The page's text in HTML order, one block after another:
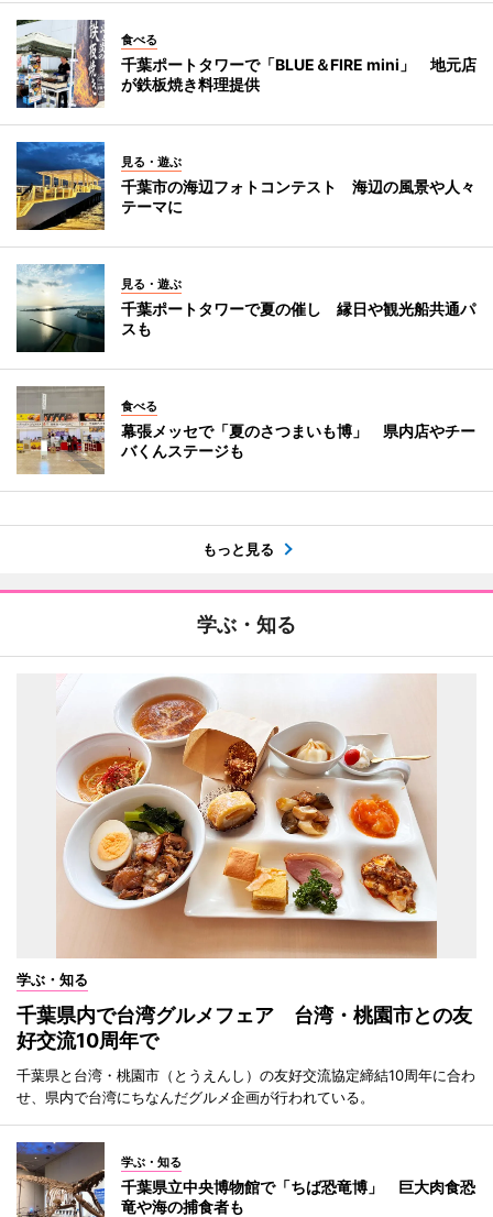
食べる
千葉ポートタワーで「BLUE＆FIRE mini」 地元店
が鉄板焼き料理提供
見る・遊ぶ
千葉市の海辺フォトコンテスト 海辺の風景や人々
テーマに
見る・遊ぶ
千葉ポートタワーで夏の催し 縁日や観光船共通パ
スも
食べる
幕張メッセで「夏のさつまいも博」 県内店やチー
バくんステージも
もっと見る
学ぶ・知る
学ぶ・知る
千葉県内で台湾グルメフェア 台湾・桃園市との友
好交流10周年で
千葉県と台湾・桃園市（とうえんし）の友好交流協定締結10周年に合わ
せ、県内で台湾にちなんだグルメ企画が行われている。
学ぶ・知る
千葉県立中央博物館で「ちば恐竜博」 巨大肉食恐
竜や海の捕食者も